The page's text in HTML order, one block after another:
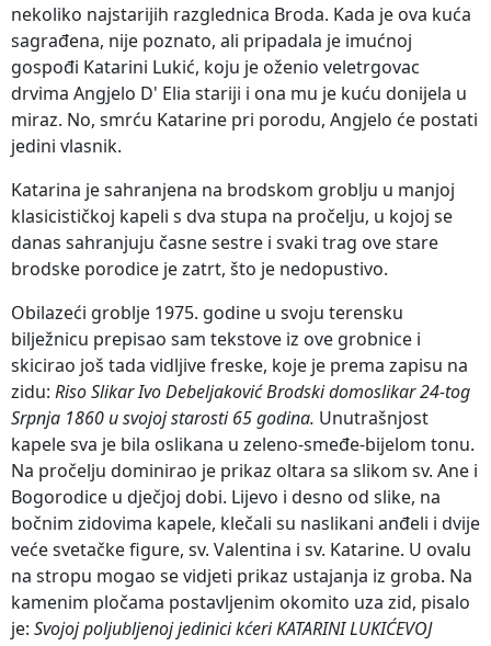
nekoliko najstarijih razglednica Broda. Kada je ova kuća
sagrađena, nije poznato, ali pripadala je imućnoj
gospođi Katarini Lukić, koju je oženio veletrgovac
drvima Angjelo D' Elia stariji i ona mu je kuću donijela u
miraz. No, smrću Katarine pri porodu, Angjelo će postati
jedini vlasnik.
Katarina je sahranjena na brodskom groblju u manjoj
klasicističkoj kapeli s dva stupa na pročelju, u kojoj se
danas sahranjuju časne sestre i svaki trag ove stare
brodske porodice je zatrt, što je nedopustivo.
Obilazeći groblje 1975. godine u svoju terensku
bilježnicu prepisao sam tekstove iz ove grobnice i
skicirao još tada vidljive freske, koje je prema zapisu na
zidu: Riso Slikar Ivo Debeljaković Brodski domoslikar 24-tog
Srpnja 1860 u svojoj starosti 65 godina. Unutrašnjost
kapele sva je bila oslikana u zeleno-smeđe-bijelom tonu.
Na pročelju dominirao je prikaz oltara sa slikom sv. Ane i
Bogorodice u dječjoj dobi. Lijevo i desno od slike, na
bočnim zidovima kapele, klečali su naslikani anđeli i dvije
veće svetačke figure, sv. Valentina i sv. Katarine. U ovalu
na stropu mogao se vidjeti prikaz ustajanja iz groba. Na
kamenim pločama postavljenim okomito uza zid, pisalo
je: Svojoj poljubljenoj jedinici kćeri KATARINI LUKIĆEVOJ